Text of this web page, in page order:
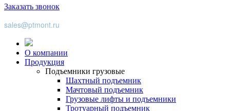
Заказать звонок
sales@ptmont.ru
О компании
Продукция
Подъемники грузовые
Шахтный подъемник
Мачтовый подъемник
Грузовые лифты и подъемники
Тротуарный подъемник